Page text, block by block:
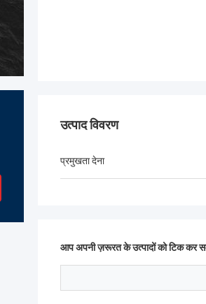
उत्पाद विवरण
प्रमुखता देना
आप अपनी ज़रूरत के उत्पादों को टिक कर